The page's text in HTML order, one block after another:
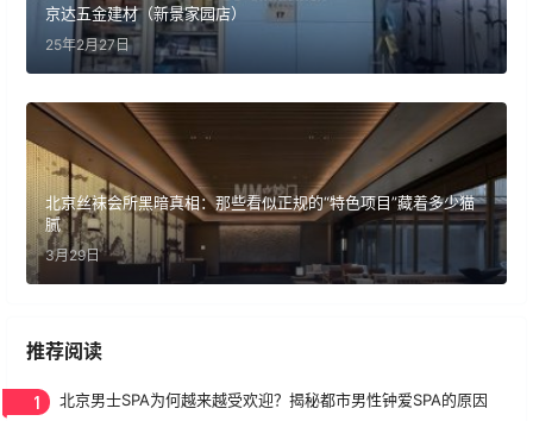
京达五金建材（新景家园店）
25年2月27日
北京丝袜会所黑暗真相：那些看似正规的“特色项目”藏着多少猫
腻
3月29日
推荐阅读
1 北京男士SPA为何越来越受欢迎？揭秘都市男性钟爱SPA的原因